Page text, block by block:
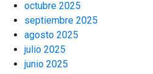
octubre 2025
septiembre 2025
agosto 2025
julio 2025
junio 2025